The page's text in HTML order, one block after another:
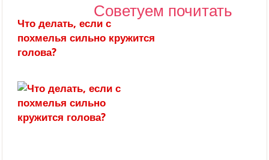
Советуем почитать
Что делать, если с
похмелья сильно кружится
голова?